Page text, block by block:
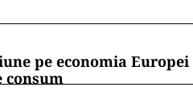
pe economia
consum